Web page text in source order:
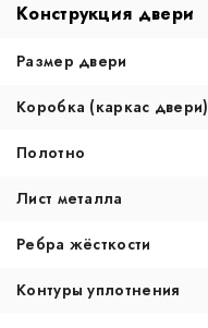
Конструкция двери
Размер двери
Коробка (каркас двери)
Полотно
Лист металла
Ребра жёсткости
Контуры уплотнения